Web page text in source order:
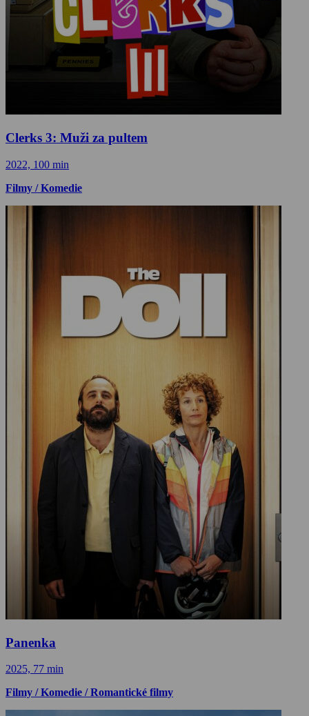
Clerks 3: Muži za pultem
2022, 100 min
Filmy / Komedie
Panenka
2025, 77 min
Filmy / Komedie / Romantické filmy